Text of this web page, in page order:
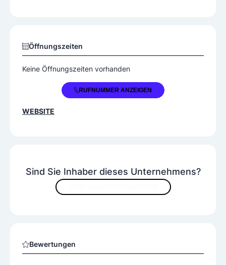
Sind Sie Inhaber dieses Unternehmens?
Bewertungen
Öffnungszeiten
Keine Öffnungszeiten vorhanden
+43 5522 73119RUFNUMMER ANZEIGEN
WEBSITE